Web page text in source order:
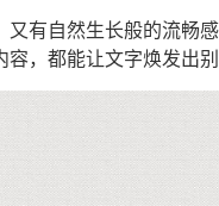
有自然生长般的流畅
，都能让文字焕发出别